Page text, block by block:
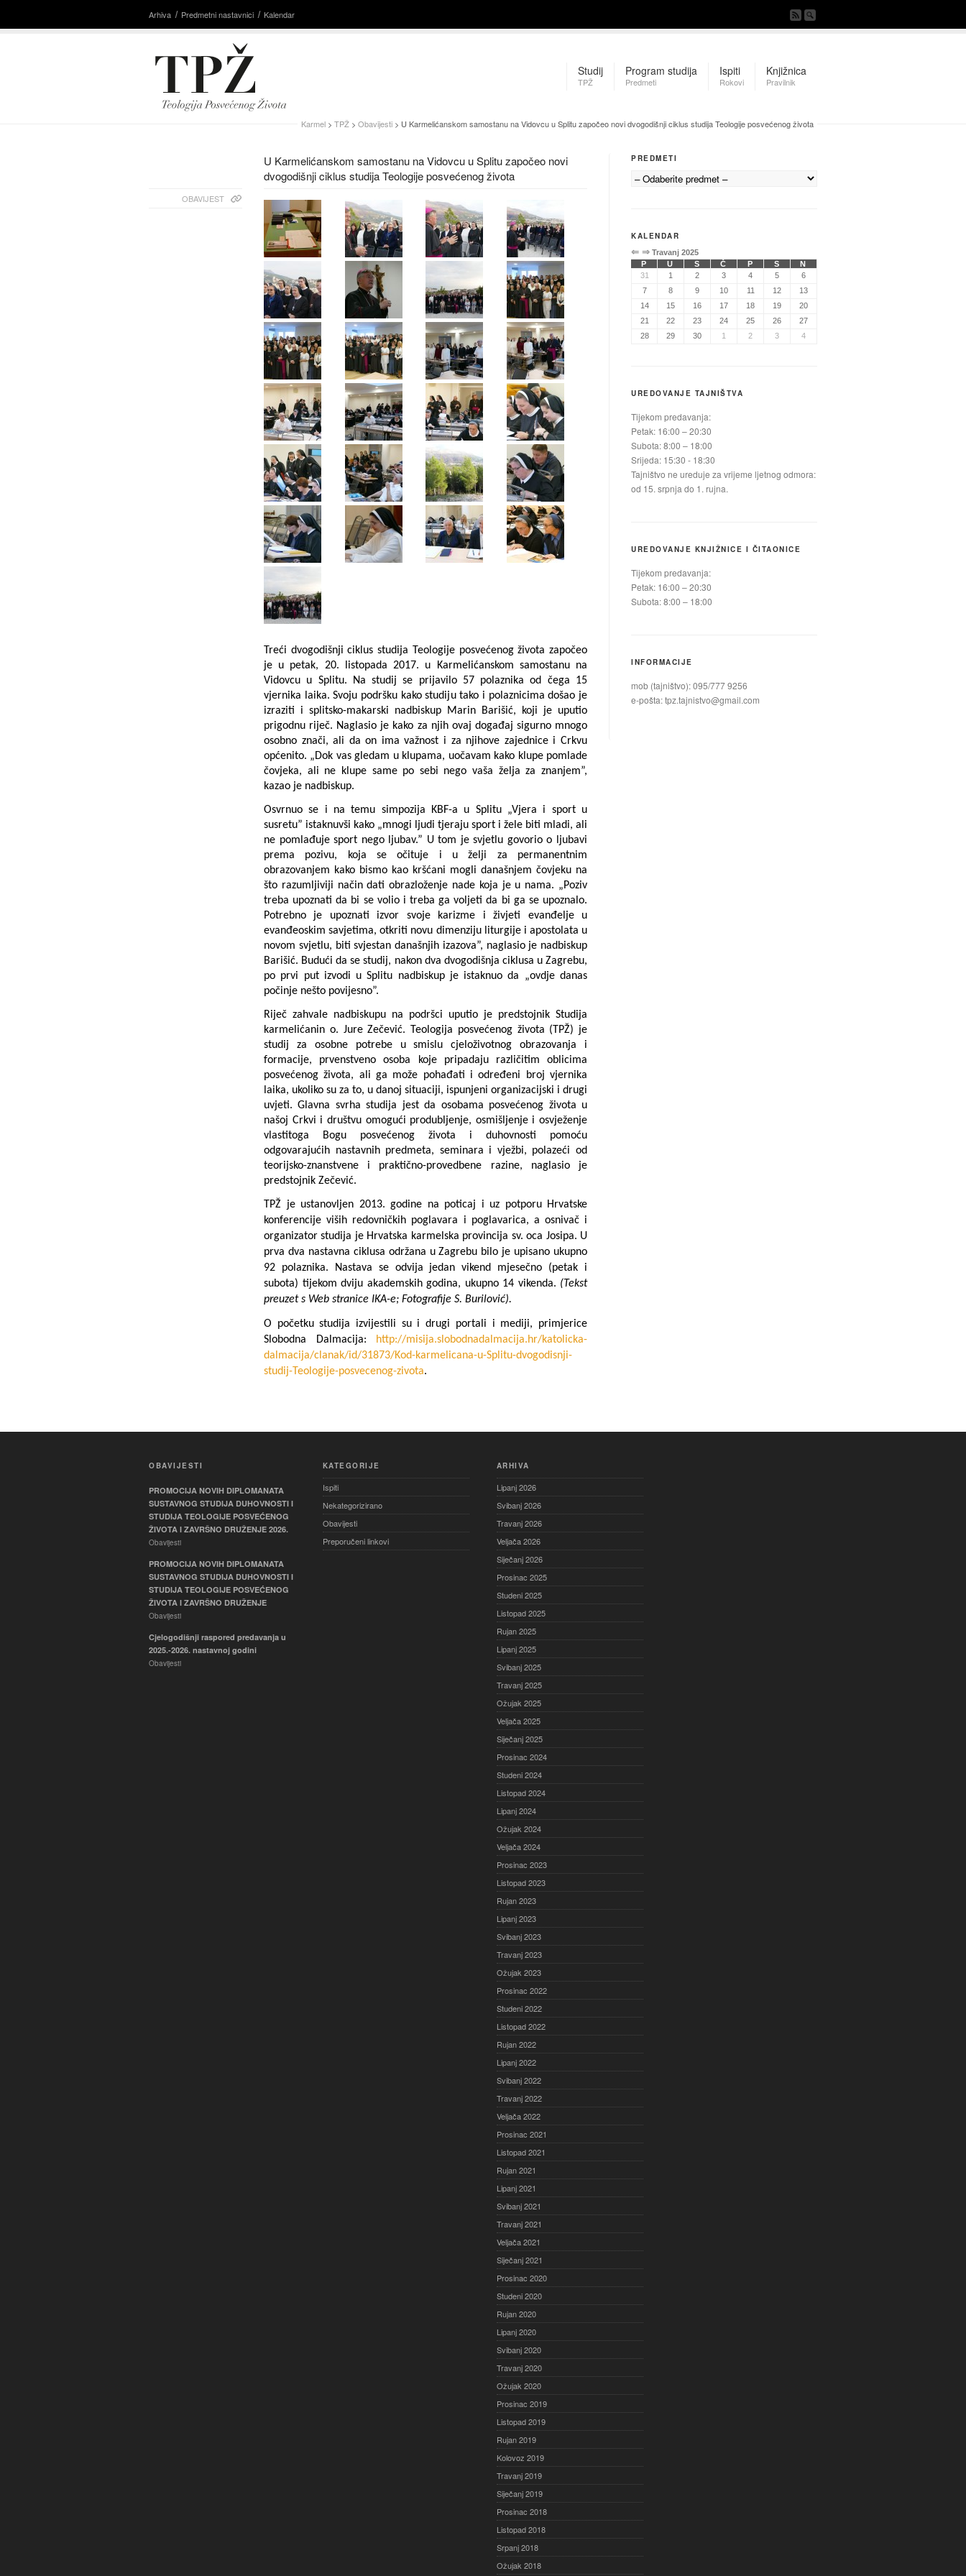
Arhiva Predmetni nastavnici Kalendar
Studij
TPŽ
Program studija
Predmeti
Ispiti
Rokovi
Knjižnica
Pravilnik
Karmel > TPŽ > Obavijesti > U Karmelićanskom samostanu na Vidovcu u Splitu započeo novi dvogodišnji ciklus studija Teologije posvećenog života
U Karmelićanskom samostanu na Vidovcu u Splitu započeo novi
dvogodišnji ciklus studija Teologije posvećenog života
OBAVIJEST
Treći dvogodišnji ciklus studija Teologije posvećenog života započeo
je u petak, 20. listopada 2017. u Karmelićanskom samostanu na
Vidovcu u Splitu. Na studij se prijavilo 57 polaznika od čega 15
vjernika laika. Svoju podršku kako studiju tako i polaznicima došao je
izraziti i splitsko-makarski nadbiskup Marin Barišić, koji je uputio
prigodnu riječ. Naglasio je kako za njih ovaj događaj sigurno mnogo
osobno znači, ali da on ima važnost i za njihove zajednice i Crkvu
općenito. „Dok vas gledam u klupama, uočavam kako klupe pomlade
čovjeka, ali ne klupe same po sebi nego vaša želja za znanjem”,
kazao je nadbiskup.
Osvrnuo se i na temu simpozija KBF-a u Splitu „Vjera i sport u
susretu” istaknuvši kako „mnogi ljudi tjeraju sport i žele biti mladi, ali
ne pomlađuje sport nego ljubav.” U tom je svjetlu govorio o ljubavi
prema pozivu, koja se očituje i u želji za permanentnim
obrazovanjem kako bismo kao kršćani mogli današnjem čovjeku na
što razumljiviji način dati obrazloženje nade koja je u nama. „Poziv
treba upoznati da bi se volio i treba ga voljeti da bi ga se upoznalo.
Potrebno je upoznati izvor svoje karizme i živjeti evanđelje u
evanđeoskim savjetima, otkriti novu dimenziju liturgije i apostolata u
novom svjetlu, biti svjestan današnjih izazova”, naglasio je nadbiskup
Barišić. Budući da se studij, nakon dva dvogodišnja ciklusa u Zagrebu,
po prvi put izvodi u Splitu nadbiskup je istaknuo da „ovdje danas
počinje nešto povijesno”.
Riječ zahvale nadbiskupu na podršci uputio je predstojnik Studija
karmelićanin o. Jure Zečević. Teologija posvećenog života (TPŽ) je
studij za osobne potrebe u smislu cjeloživotnog obrazovanja i
formacije, prvenstveno osoba koje pripadaju različitim oblicima
posvećenog života, ali ga može pohađati i određeni broj vjernika
laika, ukoliko su za to, u danoj situaciji, ispunjeni organizacijski i drugi
uvjeti. Glavna svrha studija jest da osobama posvećenog života u
našoj Crkvi i društvu omogući produbljenje, osmišljenje i osvježenje
vlastitoga Bogu posvećenog života i duhovnosti pomoću
odgovarajućih nastavnih predmeta, seminara i vježbi, polazeći od
teorijsko-znanstvene i praktično-provedbene razine, naglasio je
predstojnik Zečević.
TPŽ je ustanovljen 2013. godine na poticaj i uz potporu Hrvatske
konferencije viših redovničkih poglavara i poglavarica, a osnivač i
organizator studija je Hrvatska karmelska provincija sv. oca Josipa. U
prva dva nastavna ciklusa održana u Zagrebu bilo je upisano ukupno
92 polaznika. Nastava se odvija jedan vikend mjesečno (petak i
subota) tijekom dviju akademskih godina, ukupno 14 vikenda. (Tekst
preuzet s Web stranice IKA-e; Fotografije S. Burilović).
O početku studija izvijestili su i drugi portali i mediji, primjerice
Slobodna Dalmacija:
http://misija.slobodnadalmacija.hr/katolicka-
dalmacija/clanak/id/31873/Kod-karmelicana-u-Splitu-dvogodisnji-
studij-Teologije-posvecenog-zivota.
PREDMETI
KALENDAR
⇐ ⇒ Travanj 2025
P
U S Č P S
N
31
1 2 3 4 5
6
7
8 9 10 11 12
13
14
15 16 17 18 19
20
21
22 23 24 25 26
27
28
29 30 1 2 3 4
UREDOVANJE TAJNIŠTVA
Tijekom predavanja:
Petak: 16:00 – 20:30
Subota: 8:00 – 18:00
Srijeda: 15:30 - 18:30
Tajništvo ne ureduje za vrijeme ljetnog odmora:
od 15. srpnja do 1. rujna.
UREDOVANJE KNJIŽNICE I ČITAONICE
Tijekom predavanja:
Petak: 16:00 – 20:30
Subota: 8:00 – 18:00
INFORMACIJE
mob (tajništvo): 095/777 9256
e-pošta:tpz.tajnistvo@gmail.com
OBAVIJESTI
PROMOCIJA NOVIH DIPLOMANATA
SUSTAVNOG STUDIJA DUHOVNOSTI I
STUDIJA TEOLOGIJE POSVEĆENOG
ŽIVOTA I ZAVRŠNO DRUŽENJE 2026.
Obavijesti
PROMOCIJA NOVIH DIPLOMANATA
SUSTAVNOG STUDIJA DUHOVNOSTI I
STUDIJA TEOLOGIJE POSVEĆENOG
ŽIVOTA I ZAVRŠNO DRUŽENJE
Obavijesti
Cjelogodišnji raspored predavanja u
2025.-2026. nastavnoj godini
Obavijesti
KATEGORIJE
Ispiti
Nekategorizirano
Obavijesti
Preporučeni linkovi
ARHIVA
Lipanj 2026
Svibanj 2026
Travanj 2026
Veljača 2026
Siječanj 2026
Prosinac 2025
Studeni 2025
Listopad 2025
Rujan 2025
Lipanj 2025
Svibanj 2025
Travanj 2025
Ožujak 2025
Veljača 2025
Siječanj 2025
Prosinac 2024
Studeni 2024
Listopad 2024
Lipanj 2024
Ožujak 2024
Veljača 2024
Prosinac 2023
Listopad 2023
Rujan 2023
Lipanj 2023
Svibanj 2023
Travanj 2023
Ožujak 2023
Prosinac 2022
Studeni 2022
Listopad 2022
Rujan 2022
Lipanj 2022
Svibanj 2022
Travanj 2022
Veljača 2022
Prosinac 2021
Listopad 2021
Rujan 2021
Lipanj 2021
Svibanj 2021
Travanj 2021
Veljača 2021
Siječanj 2021
Prosinac 2020
Studeni 2020
Rujan 2020
Lipanj 2020
Svibanj 2020
Travanj 2020
Ožujak 2020
Prosinac 2019
Listopad 2019
Rujan 2019
Kolovoz 2019
Travanj 2019
Siječanj 2019
Prosinac 2018
Listopad 2018
Srpanj 2018
Ožujak 2018